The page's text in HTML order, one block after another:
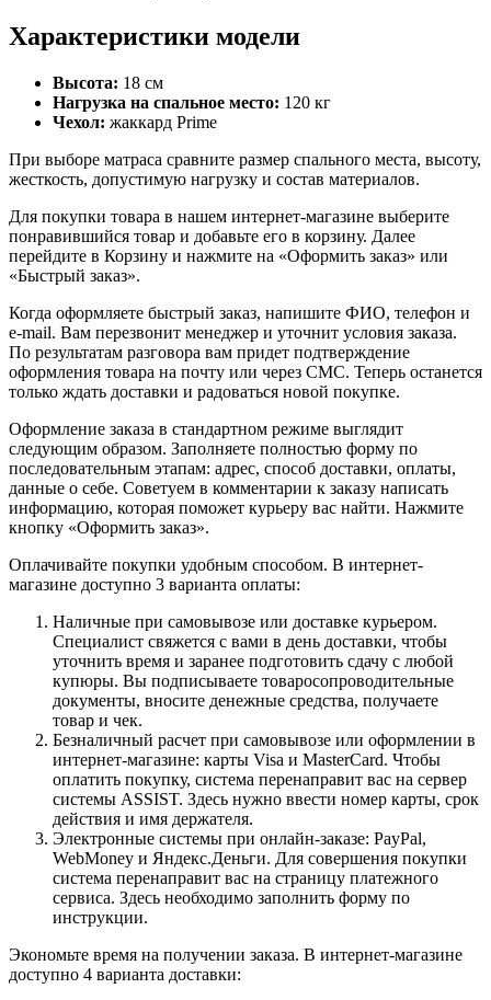
Характеристики модели
Высота: 18 см
Нагрузка на спальное место: 120 кг
Чехол: жаккард Prime
При выборе матраса сравните размер спального места, высоту,
жесткость, допустимую нагрузку и состав материалов.
Для покупки товара в нашем интернет-магазине выберите
понравившийся товар и добавьте его в корзину. Далее
перейдите в Корзину и нажмите на «Оформить заказ» или
«Быстрый заказ».
Когда оформляете быстрый заказ, напишите ФИО, телефон и
e-mail. Вам перезвонит менеджер и уточнит условия заказа.
По результатам разговора вам придет подтверждение
оформления товара на почту или через СМС. Теперь останется
только ждать доставки и радоваться новой покупке.
Оформление заказа в стандартном режиме выглядит
следующим образом. Заполняете полностью форму по
последовательным этапам: адрес, способ доставки, оплаты,
данные о себе. Советуем в комментарии к заказу написать
информацию, которая поможет курьеру вас найти. Нажмите
кнопку «Оформить заказ».
Оплачивайте покупки удобным способом. В интернет-
магазине доступно 3 варианта оплаты:
Наличные при самовывозе или доставке курьером.
Специалист свяжется с вами в день доставки, чтобы
уточнить время и заранее подготовить сдачу с любой
купюры. Вы подписываете товаросопроводительные
документы, вносите денежные средства, получаете
товар и чек.
Безналичный расчет при самовывозе или оформлении в
интернет-магазине: карты Visa и MasterCard. Чтобы
оплатить покупку, система перенаправит вас на сервер
системы ASSIST. Здесь нужно ввести номер карты, срок
действия и имя держателя.
Электронные системы при онлайн-заказе: PayPal,
WebMoney и Яндекс.Деньги. Для совершения покупки
система перенаправит вас на страницу платежного
сервиса. Здесь необходимо заполнить форму по
инструкции.
Экономьте время на получении заказа. В интернет-магазине
доступно 4 варианта доставки: